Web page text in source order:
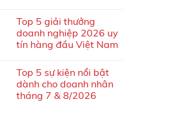
Top 5 giải thưởng
doanh nghiệp 2026 uy
tín hàng đầu Việt Nam
Top 5 sự kiện nổi bật
dành cho doanh nhân
tháng 7 & 8/2026